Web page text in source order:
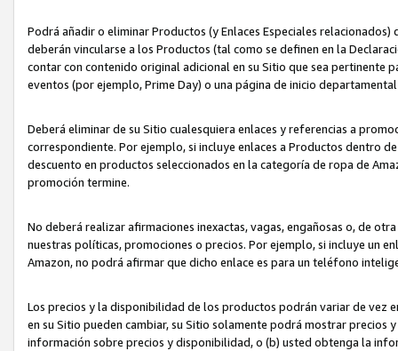
Podrá añadir o eliminar Productos (y Enlaces Especiales
deberán vincularse a los Productos (tal como se definen en la
contar con contenido original adicional en su Sitio que sea pertinente
eventos (por ejemplo, Prime Day) o una página de inicio
Deberá eliminar de su Sitio cualesquiera enlaces y referencias a
correspondiente. Por ejemplo, si incluye enlaces a Productos dentro
descuento en productos seleccionados en la categoría de ropa de
promoción termine.
No deberá realizar afirmaciones inexactas, vagas, engañosas o, de
nuestras políticas, promociones o precios. Por ejemplo, si incluye un
Amazon, no podrá afirmar que dicho enlace es para un teléfono
Los precios y la disponibilidad de los productos podrán variar de vez
en su Sitio pueden cambiar, su Sitio solamente podrá mostrar
información sobre precios y disponibilidad, o (b) usted obtenga la